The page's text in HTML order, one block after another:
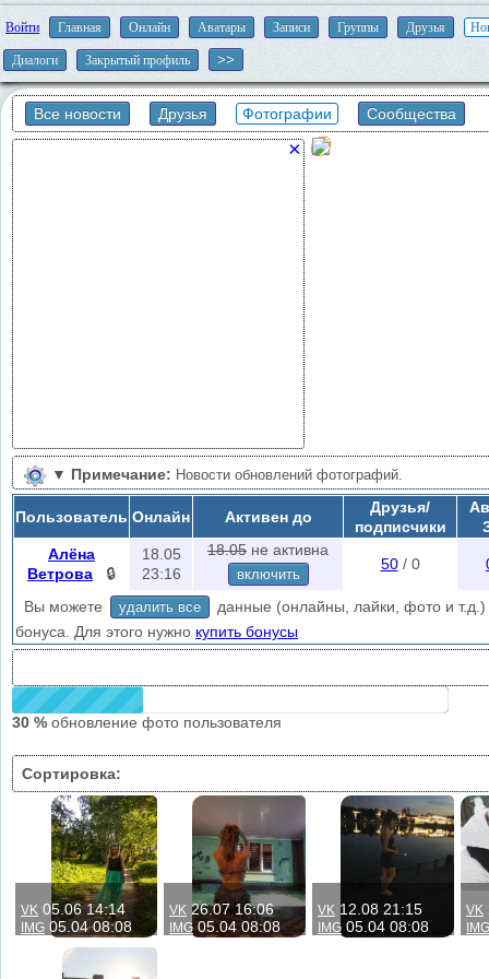
Войти Главная Онлайн Аватары Записи Группы Друзья
Диалоги Закрытый профиль
Все новости Друзья Фотографии Сообщества
×
▼ Примечание: Новости обновлений фотографий.
Пользователь Онлайн Активен до
Друзья/
подписчики
Алёна
Ветрова
🔒
18.05
23:16
18.05 не активна
включить
50/ 0
Вы можете удалить все
данные (онлайны, лайки, фото и т.д.)
бонуса. Для этого нужно купить бонусы
30 % обновление фото пользователя
Сортировка:
VK 05.06 14:14
IMG 05.04 08:08
VK 26.07 16:06
IMG 05.04 08:08
VK 12.08 21:15
IMG 05.04 08:08
VK
IMG